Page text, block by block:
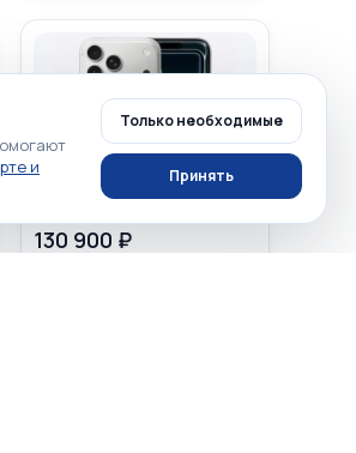
130 900 ₽
и
Только необходимые
Принять